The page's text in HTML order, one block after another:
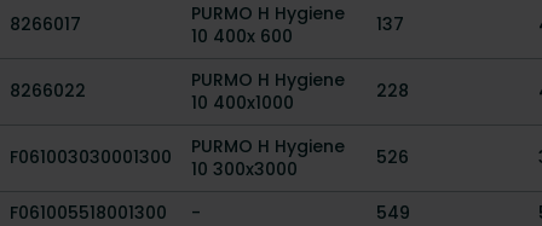
8266017
PURMO H Hygiene
10 400x 600
137
8266022
PURMO H Hygiene
10 400x1000
228
F061003030001300
PURMO H Hygiene
10 300x3000
526
F061005518001300 - 549